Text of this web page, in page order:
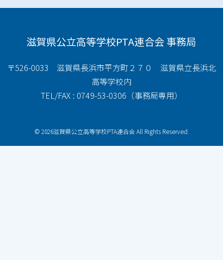
滋賀県公立高等学校PTA連合会 事務局
〒526-0033 滋賀県長浜市平方町２７０ 滋賀県立長浜北
高等学校内
TEL/FAX : 0749-53-0306（事務局専用）
© 2026滋賀県公立高等学校PTA連合会 All Rights Reserved.